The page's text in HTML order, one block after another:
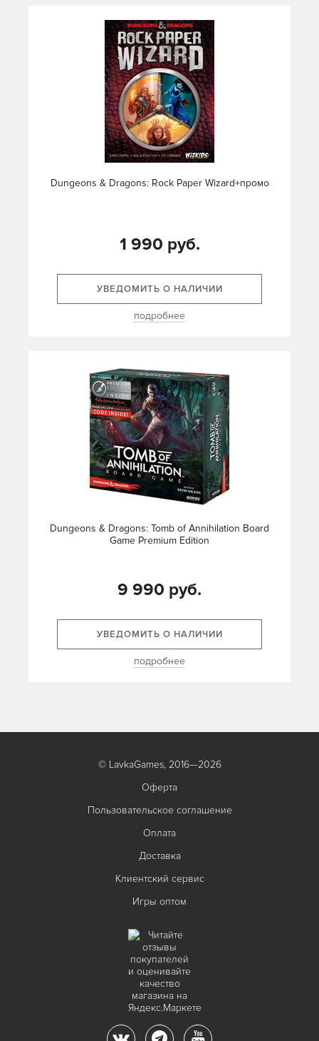
Dungeons & Dragons: Rock Paper Wizard+промо
1 990 руб.
УВЕДОМИТЬ О НАЛИЧИИ
подробнее
Dungeons & Dragons: Tomb of Annihilation Board
Game Premium Edition
9 990 руб.
УВЕДОМИТЬ О НАЛИЧИИ
подробнее
© LavkaGames, 2016—2026
Оферта
Пользовательское соглашение
Оплата
Доставка
Клиентский сервис
Игры оптом